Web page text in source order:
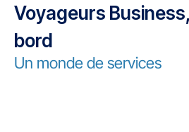
Voyageurs
bord
Un monde de services